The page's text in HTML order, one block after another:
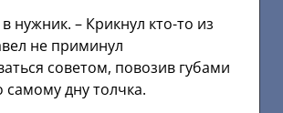
нужник. – Крикнул кто-то из
не приминул
советом, повозив губами
самому дну толчка.